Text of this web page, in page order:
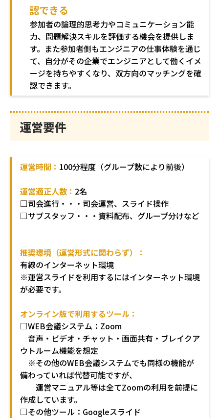
認できる
参加者の論理的思考力やコミュニケーション能
力、問題解決スキルを評価する機会を提供しま
す。また参加者側もエンジニアの仕事体験を通じ
て、自分がその企業でエンジニアとして働くイメ
ージを持ちやすくなり、双方向のマッチングを確
認できます。
運営要件
運営時間： 100分程度（グループ数により前後）
運営適正人数： 2名
□司会進行・・・司会運営、スライド操作
□サブスタッフ・・・資料配布、グループ分けなど
推奨環境（運営形式に関わらず）：
有線のインターネット環境
※運営スライドを利用するにはインターネット環境
が必要です。
オンライン版で利用するツール：
□WEB会議システム：Zoom
音声・ビデオ・チャット・画面共有・ブレイクア
ウトルーム機能を想定
※その他のWEB会議システムでも同様の機能が
備わっていれば代替可能ですが、
運営マニュアル等は全てZoomの利用を前提に
作成しています。
□その他ツール：Googleスライド